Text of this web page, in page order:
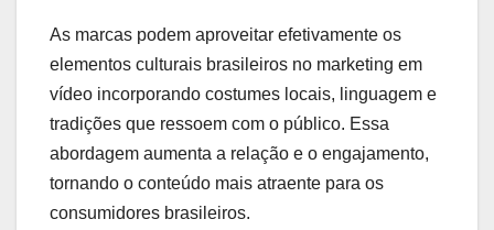
As marcas podem aproveitar efetivamente os
elementos culturais brasileiros no marketing em
vídeo incorporando costumes locais, linguagem e
tradições que ressoem com o público. Essa
abordagem aumenta a relação e o engajamento,
tornando o conteúdo mais atraente para os
consumidores brasileiros.